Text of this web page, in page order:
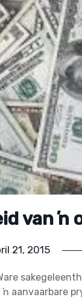
van ŉ
21, 2015
aanvaarbare